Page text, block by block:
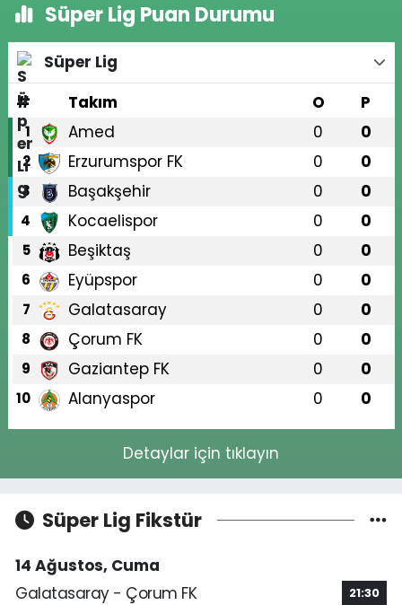
Süper Lig Puan Durumu
Süper Lig
#
Takım O P
1 Amed 0 0
2 Erzurumspor FK 0 0
3 Başakşehir 0 0
4 Kocaelispor 0 0
5 Beşiktaş 0 0
6 Eyüpspor 0 0
7 Galatasaray 0 0
8 Çorum FK 0 0
9 Gaziantep FK 0 0
10 Alanyaspor 0 0
Detaylar için tıklayın
Süper Lig Fikstür
14 Ağustos, Cuma
Galatasaray - Çorum FK
21:30